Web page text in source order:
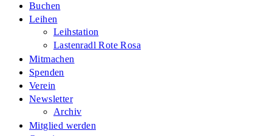
Buchen
Leihen
Leihstation
Lastenradl Rote Rosa
Mitmachen
Spenden
Verein
Newsletter
Archiv
Mitglied werden